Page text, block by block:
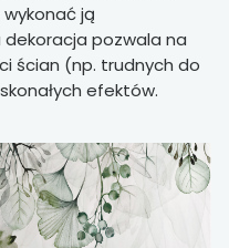
ją
pozwala na
ścian (np. trudnych do
efektów.